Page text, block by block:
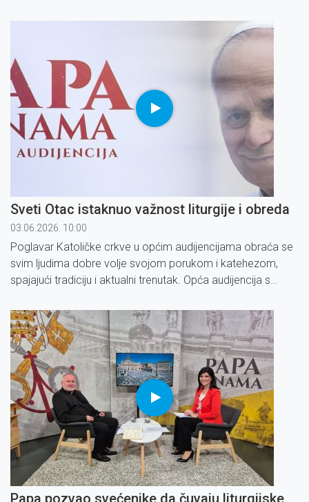
Sveti Otac istaknuo važnost liturgije i obreda
03.06.2026. 10:00
Poglavar Katoličke crkve u općim audijencijama obraća se
svim ljudima dobre volje svojom porukom i katehezom,
spajajući tradiciju i aktualni trenutak. Opća audijencija s
Papa pozvao svećenike da čuvaju liturgijske